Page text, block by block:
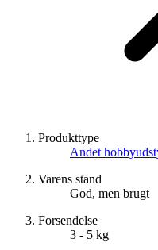
Produkttype
Andet
Varens stand
God, men brugt
Forsendelse
3 - 5 kg